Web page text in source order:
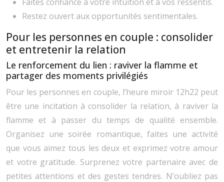
Restez ouvert aux opportunités sentimentales.
Pour les personnes en couple : consolider
et entretenir la relation
Le renforcement du lien : raviver la flamme et
partager des moments privilégiés
Pour les personnes en couple, l’heure miroir 12h22 peut
être une incitation à consolider la relation, à raviver la
flamme et à passer du temps de qualité ensemble.
Organisez une soirée romantique, faites une activité
que vous aimez tous les deux et exprimez votre amour
et votre gratitude. Surprenez votre partenaire avec de
petites attentions et des gestes tendres. N’oubliez pas